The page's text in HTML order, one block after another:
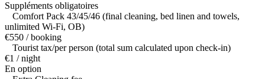
Suppléments obligatoires
Comfort Pack 43/45/46 (final cleaning, bed linen and towels,
unlimited Wi-Fi, OB)
€550 / booking
Tourist tax/per person (total sum calculated upon check-in)
€1 / night
En option